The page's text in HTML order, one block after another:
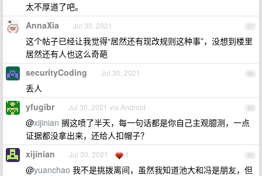
太不厚道了吧。
57
AnnaXia Jul 30, 2021
这个帖子已经让我觉得“居然还有现改规则这种事”，没想到楼里
居然还有人也这么奇葩
58
securityCoding Jul 30, 2021
丢人
59
yfugibr Jul 30, 2021 via Android
@xijinian 搁这喷了半天，每一句话都是你自己主观臆测，一点
证据都没拿出来，还给人扣帽子？
60
xijinian Jul 30, 2021 1
@yuanchao 我不是挑拨离间，虽然我知道池大和冯是朋友，但